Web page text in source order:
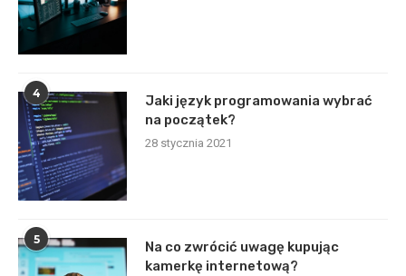
4
Jaki język programowania wybrać
na początek?
28 stycznia 2021
5
Na co zwrócić uwagę kupując
kamerkę internetową?